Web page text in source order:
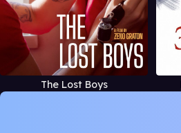
The Lost Boys